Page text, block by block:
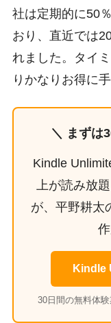
社は定期的に50
おり、直近では
れました。タイ
りかなりお得に
＼ まずは
Kindle
上が読み放
が、平野耕太
Kindle
30日間の無料体